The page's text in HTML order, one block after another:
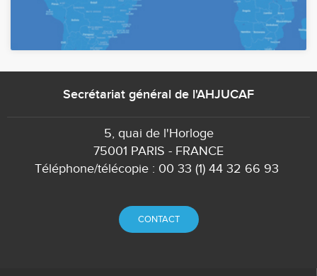
Secrétariat général de l'AHJUCAF
5, quai de l'Horloge
75001 PARIS - FRANCE
Téléphone/télécopie : 00 33 (1) 44 32 66 93
CONTACT